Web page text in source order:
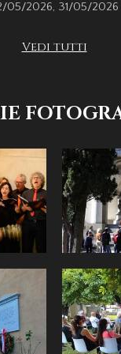
05/2026, 31/05/2026
Vedi tutti